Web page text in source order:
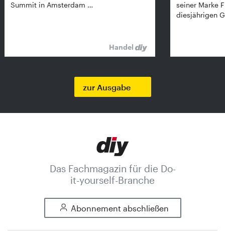
Summit in Amsterdam …
Handel
seiner Marke
diesjährigen
zur Ausgabe
Das Fachmagazin für die Do-
it-yourself-Branche
Abonnement abschließen